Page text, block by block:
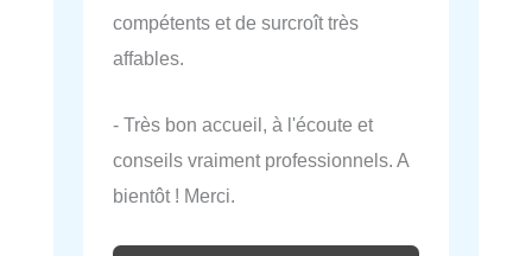
compétents et de surcroît très
affables.
- Très bon accueil, à l'écoute et
conseils vraiment professionnels. A
bientôt ! Merci.